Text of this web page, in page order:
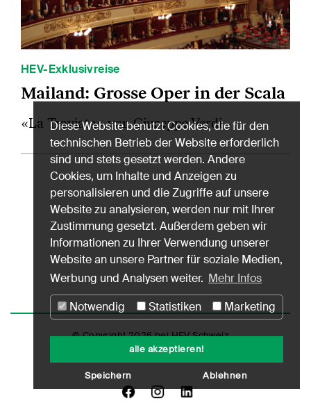
HEV-Exklusivreise
Mailand: Grosse Oper in der Scala
«La Traviata» von Giuseppe Verdi.
© Copyright 2026 bei HEV Schweiz
Datenschutz Nutzungshinweise
Diese Website benutzt Cookies, die für den
technischen Betrieb der Website erforderlich
sind und stets gesetzt werden. Andere
Cookies, um Inhalte und Anzeigen zu
personalisieren und die Zugriffe auf unsere
Website zu analysieren, werden nur mit Ihrer
Zustimmung gesetzt. Außerdem geben wir
Informationen zu Ihrer Verwendung unserer
Website an unsere Partner für soziale Medien,
Werbung und Analysen weiter. Mehr Infos
Notwendig
Statistiken Marketing
alle akzeptieren!
Speichern Ablehnen